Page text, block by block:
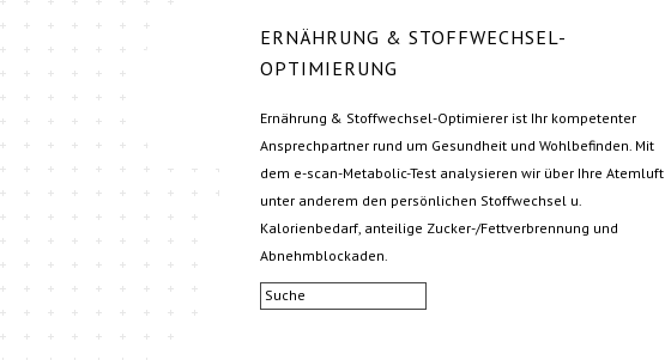
ERNÄHRUNG & STOFFWECHSEL-
OPTIMIERUNG
Ernährung & Stoffwechsel-Optimierer ist Ihr kompetenter
Ansprechpartner rund um Gesundheit und Wohlbefinden. Mit
dem e-scan-Metabolic-Test analysieren wir über Ihre Atemluft
unter anderem den persönlichen Stoffwechsel u.
Kalorienbedarf, anteilige Zucker-/Fettverbrennung und
Abnehmblockaden.